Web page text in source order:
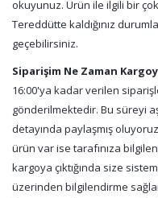
okuyunuz. Ürün ile ilgili bir
Tereddütte kaldığınız
geçebilirsiniz.
Siparişim Ne Zaman
16:00'ya kadar verilen
gönderilmektedir. Bu süreyi
detayında paylaşmış
ürün var ise tarafınıza
kargoya çıktığında size
üzerinden bilgilendirme